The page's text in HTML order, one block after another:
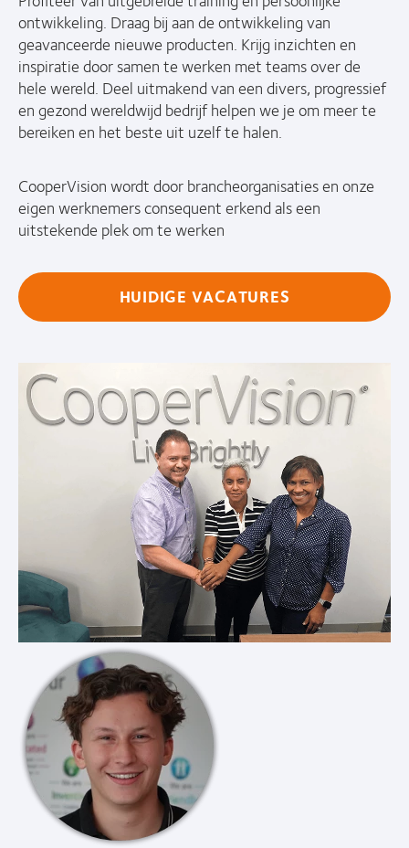
ontwikkeling. Draag bij aan de ontwikkeling van
geavanceerde nieuwe producten. Krijg inzichten en
inspiratie door samen te werken met teams over de
hele wereld. Deel uitmakend van een divers, progressief
en gezond wereldwijd bedrijf helpen we je om meer te
bereiken en het beste uit uzelf te halen.
CooperVision wordt door brancheorganisaties en onze
eigen werknemers consequent erkend als een
uitstekende plek om te werken
HUIDIGE VACATURES